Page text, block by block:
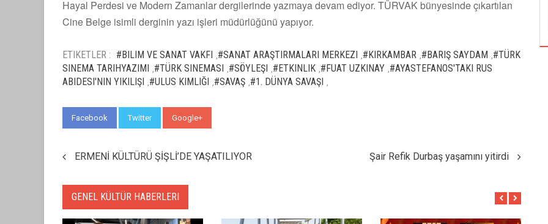
Hayal Perdesi ve Modern Zamanlar dergilerinde yazmaya devam ediyor. TÜRVAK bünyesinde çıkartılan
Cine Belge isimli derginin yazı işleri müdürlüğünü yapıyor.
ETIKETLER : #BILIM VE SANAT VAKFI #SANAT ARAŞTIRMALARI MERKEZI #KIRKAMBAR #BARIŞ SAYDAM #TÜRK
SINEMA TARIHYAZIMI #TÜRK SINEMASI #SÖYLEŞI #ETKINLIK #FUAT UZKINAY #AYASTEFANOS'TAKI RUS
ABIDESI'NIN YIKILIŞI #ULUS KIMLIĞI #SAVAŞ #1. DÜNYA SAVAŞI
Facebook Twitter Google+
ERMENİ KÜLTÜRÜ ŞİŞLİ’DE YAŞATILIYOR Şair Refik Durbaş yaşamını yitirdi
GENEL KÜLTÜR HABERLERI
TUZBİBER, EDİNBURGH FRİNGE'DEKİ İLK
GÖSTERİSİNİ DENİZ GÖKTAŞ'LA YAPACAK